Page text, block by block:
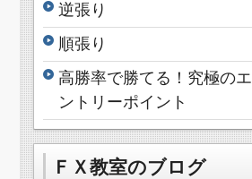
逆張り
順張り
高勝率で勝てる！究極のエ
ントリーポイント
ＦＸ教室のブログ